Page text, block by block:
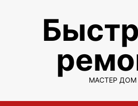
содержимому
МАСТЕР ДОМ